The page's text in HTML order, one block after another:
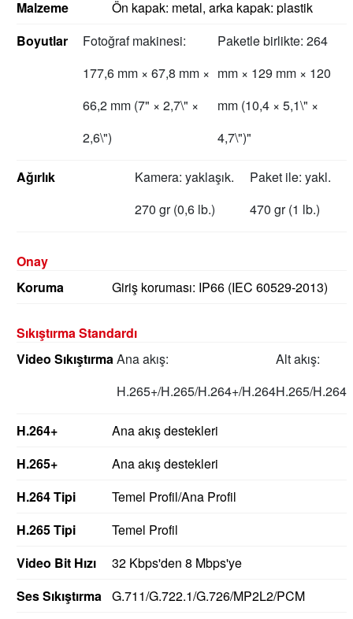
Malzeme
Ön kapak: metal, arka kapak: plastik
Boyutlar
Fotoğraf makinesi:
177,6 mm × 67,8 mm ×
66,2 mm (7" × 2,7\" ×
2,6\")
Paketle birlikte: 264
mm × 129 mm × 120
mm (10,4 × 5,1\" ×
4,7\")"
Ağırlık
Kamera: yaklaşık.
270 gr (0,6 lb.)
Paket ile: yakl.
470 gr (1 lb.)
Onay
Koruma
Giriş koruması: IP66 (IEC 60529-2013)
Sıkıştırma Standardı
Video SıkıştırmaAna akış:
H.265+/H.265/H.264+/H.264
Alt akış:
H.265/H.264
H.264+
Ana akış destekleri
H.265+
Ana akış destekleri
H.264 Tipi
Temel Profil/Ana Profil
H.265 Tipi
Temel Profil
Video Bit Hızı
32 Kbps'den 8 Mbps'ye
Ses Sıkıştırma G.711/G.722.1/G.726/MP2L2/PCM